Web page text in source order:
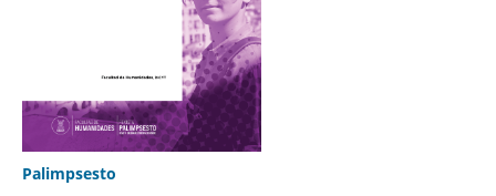
Palimpsesto